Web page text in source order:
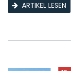
ARTIKEL LESEN